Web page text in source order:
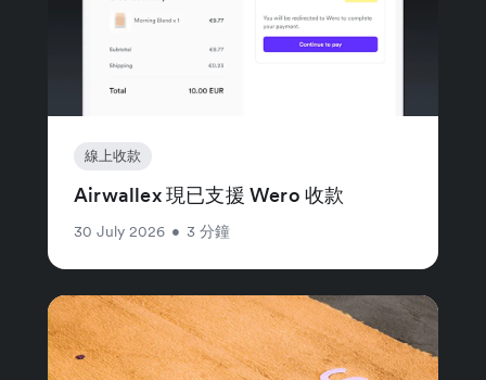
線上收款
Airwallex 現已支援 Wero 收款
30 July 2026 • 3 分鐘